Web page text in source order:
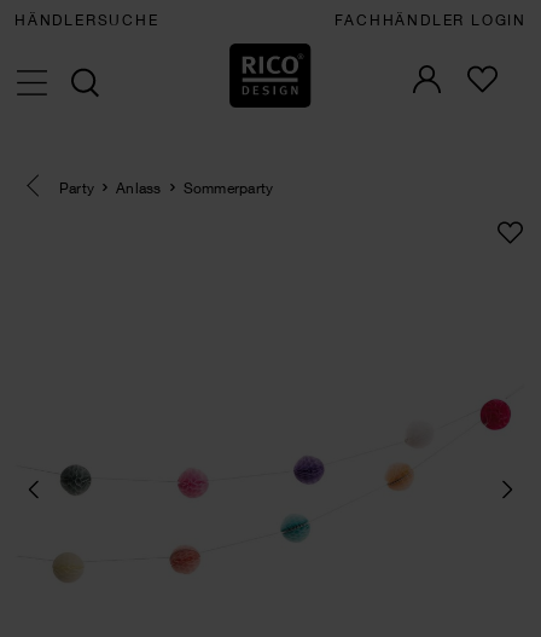
HÄNDLERSUCHE FACHHÄNDLER LOGIN
Eine Kategorie zurück navigieren
Party Anlass Sommerparty